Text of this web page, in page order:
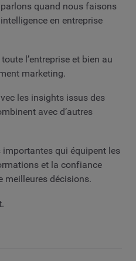
parlons quand nous faisons
en entreprise
l’entreprise et bien au
marketing.
les insights issus des
avec d’autres
importantes qui équipent les
et la confiance
meilleures décisions.